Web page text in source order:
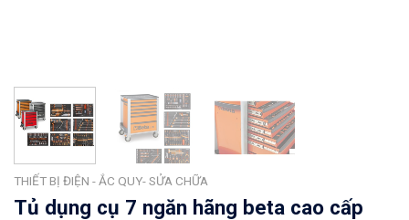
THIẾT BỊ ĐIỆN - ẮC QUY- SỬA CHỮA
Tủ dụng cụ 7 ngăn hãng beta cao cấp